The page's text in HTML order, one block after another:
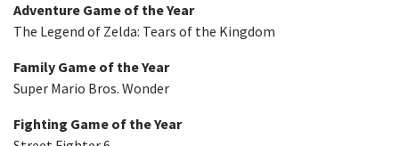
Adventure Game of the Year
The Legend of Zelda: Tears of the Kingdom
Family Game of the Year
Super Mario Bros. Wonder
Fighting Game of the Year